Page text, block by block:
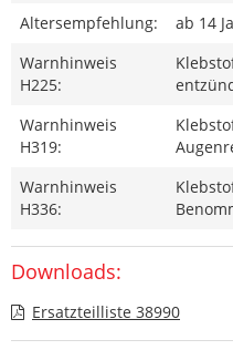
Altersempfehlung:
ab 14
Warnhinweis
H225:
Warnhinweis
H319:
Warnhinweis
H336:
Downloads:
Ersatzteilliste 38990